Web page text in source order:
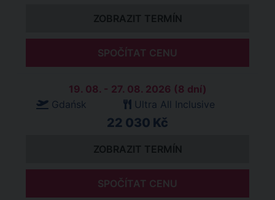
ZOBRAZIT TERMÍN
SPOČÍTAT CENU
19. 08. - 27. 08. 2026 (8 dní)
Gdańsk
Ultra All Inclusive
22 030 Kč
ZOBRAZIT TERMÍN
SPOČÍTAT CENU